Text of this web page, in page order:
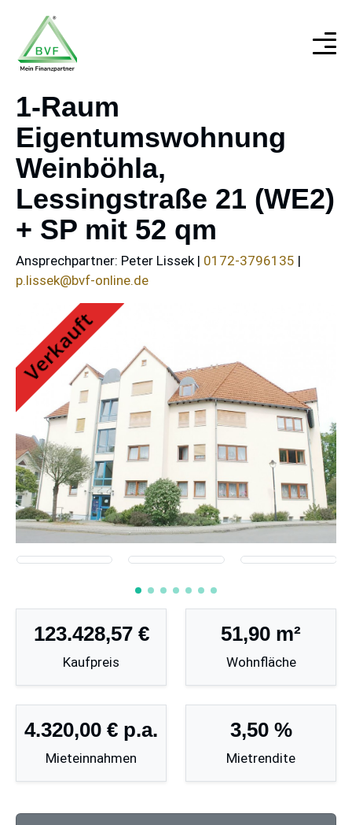
1-Raum
Eigentumswohnung
Weinböhla,
Lessingstraße 21 (WE2)
+ SP mit 52 qm
Ansprechpartner: Peter Lissek | 0172-3796135 |
p.lissek@bvf-online.de
123.428,57 €
Kaufpreis
51,90 m²
Wohnfläche
4.320,00 € p.a.
Mieteinnahmen
3,50 %
Mietrendite